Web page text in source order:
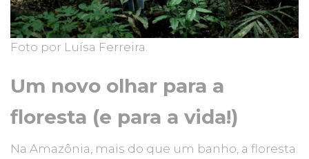
Foto por Luísa Ferreira.
Um novo olhar para a
floresta (e para a vida!)
Na Amazônia, mais do que um banho, a floresta